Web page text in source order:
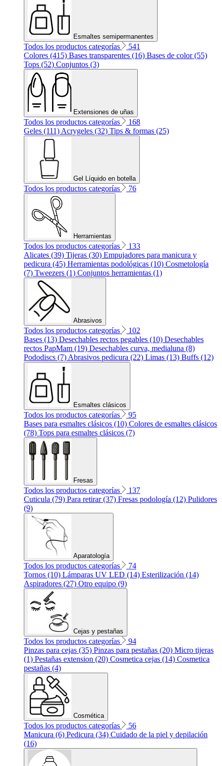
Esmaltes semipermanentes
Todos los productos categorías
541
Colores (415) Bases transparentes (16) Bases de color (55)
Tops (52) Conjuntos (3)
Extensiones de uñas
Todos los productos categorías
168
Geles (111) Acrygeles (32) Tips & formas (25)
Gel Líquido en botella
Todos los productos categorías 76
Herramientas
Todos los productos categorías
133
Alicates (39) Tijeras (30) Empujadores para manicura y
pedicura (45) Herramientas podológicas (10) Cosmetología
(7) Tweezers (1) Conjuntos herramientas (1)
Abrasivos
Todos los productos categorías
102
Bases (13) Desechables rectos pegables (10) Desechables
rectos PapMam (19) Desechables curva, medialuna (8)
Pododiscs (7) Abrasivos pedicura (22) Limas (13) Buffs (12)
Esmaltes clásicos
Todos los productos categorías
95
Bases para esmaltes clásicos (10) Colores de esmaltes clásicos
(78) Tops para esmaltes clásicos (7)
Fresas
Todos los productos categorías
137
Cuticula (79) Para retirar (37) Fresas podología (12) Pulidores
(9)
Aparatología
Todos los productos categorías
74
Tornos (10) Lámparas UV LED (14) Esterilización (14)
Aspiradores (27) Otro equipo (9)
Cejas y pestañas
Todos los productos categorías
94
Pinzas para cejas (35) Pinzas para pestañas (20) Micro tijeras
(1) Pestañas extension (20) Cosmetica cejas (14) Cosmetica
pestañas (4)
Cosmética
Todos los productos categorías
56
Manicura (6) Pedicura (34) Cuidado de la piel y depilación
(16)